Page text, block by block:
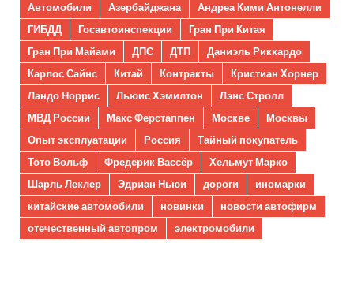
Автомобили
Азербайджана
Андреа Кими Антонелли
ГИБДД
Госавтоинспекции
Гран При Китая
Гран При Майами
ДПС ДТП
Даниэль Риккардо
Карлос Сайнс
Китай Контракты
Кристиан Хорнер
Ландо Норрис
Льюис Хэмилтон
Лэнс Стролл
МВД России
Макс Ферстаппен Москве
Москвы
Опыт эксплуатации
Россия
Тайный покупатель
Тото Вольф
Фредерик Вассёр
Хельмут Марко
Шарль Леклер
Эдриан Ньюи дороги
иномарки
китайские автомобили
новинки
новости автофирм
отечественный автопром
электромобили